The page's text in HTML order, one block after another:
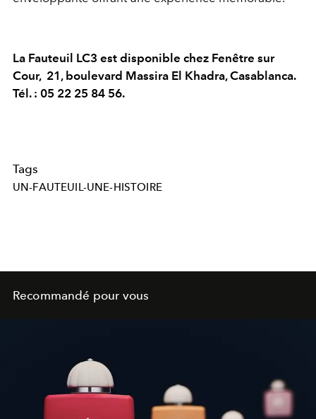
La Fauteuil LC3 est disponible chez Fenêtre sur
Cour, 21, boulevard Massira El Khadra, Casablanca.
Tél. : 05 22 25 84 56.
Tags
UN-FAUTEUIL-UNE-HISTOIRE
Recommandé pour vous